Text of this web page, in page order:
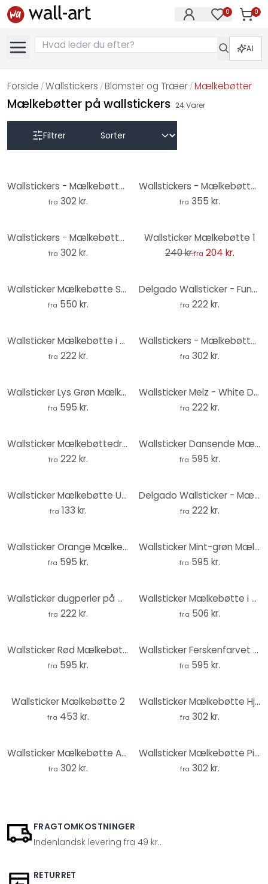
0 0
Varer
AI
Forside /Wallstickers / Blomster og Træer /Mælkebøtter
Mælkebøtter på wallstickers 24Varer
Filtrer
Wallstickers - Mælkebøtte - Make a wish and blow
fra 302 kr.
Wallstickers - Mælkebøtte med sommerfugle
fra 355 kr.
Wallstickers - Mælkebøtte - Sometimes we have to let things go
fra 302 kr.
Wallsticker Mælkebøtte 1
240 kr.fra 204 kr.
Wallsticker Mælkebøtte Sæt
fra 550 kr.
Delgado Wallsticker - Funklende mælkebøtter - Rund
fra 222 kr.
Wallsticker Mælkebøtte i morgendug - Treechild
fra 222 kr.
Wallstickers - Mælkebøtte - par
fra 302 kr.
Wallsticker Lys Grøn Mælkebøtte
fra 595 kr.
Wallsticker Melz - White Dandelions
fra 222 kr.
Wallsticker Mælkebøttedrøm om foråret - Paksoylu
fra 222 kr.
Wallsticker Dansende Mælkebøtte
fra 595 kr.
Wallsticker Mælkebøtte Udvidet Sæt
fra 133 kr.
Delgado Wallsticker - Mælkebøtte - Rund
fra 222 kr.
Wallsticker Orange Mælkebøtte
fra 595 kr.
Wallsticker Mint-grøn Mælkebøtte
fra 595 kr.
Wallsticker dugperler på mælkebøtter - Treechild - Rund
fra 222 kr.
Wallsticker Mælkebøtte i Modvind
fra 506 kr.
Wallsticker Rød Mælkebøtte
fra 595 kr.
Wallsticker Ferskenfarvet Mælkebøtte
fra 595 kr.
Wallsticker Mælkebøtte 2
fra 453 kr.
Wallsticker Mælkebøtte Hjerter
fra 302 kr.
Wallsticker Mælkebøtte Abstrakt
fra 302 kr.
Wallsticker Mælkebøtte Pink Hjerter
fra 302 kr.
FRAGTOMKOSTNINGER
Indenlandsk levering fra 49 kr..
RETURRET